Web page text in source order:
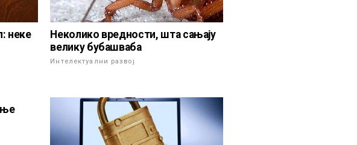
неке
Неколико вредности, шта сањају
велику бубашваба
Интелектуални развој